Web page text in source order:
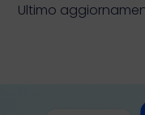
Ultimo